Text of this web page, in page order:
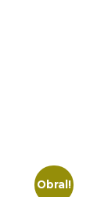
Obral!